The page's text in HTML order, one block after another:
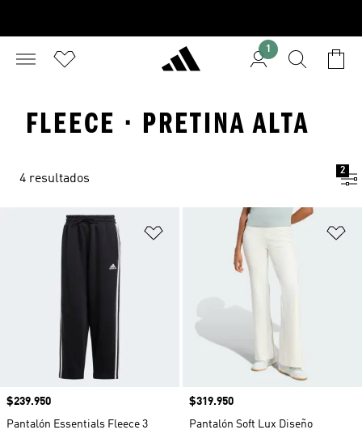
1
FLEECE · PRETINA ALTA
4 resultados
2
Añadir a la lista de deseos
Precio
$239.950
Pantalón Essentials Fleece 3
Precio
$319.950
Pantalón Soft Lux Diseño